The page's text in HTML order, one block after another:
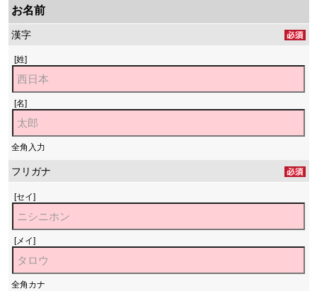
お名前
漢字
[姓]
[名]
全角入力
フリガナ
[セイ]
[メイ]
全角カナ